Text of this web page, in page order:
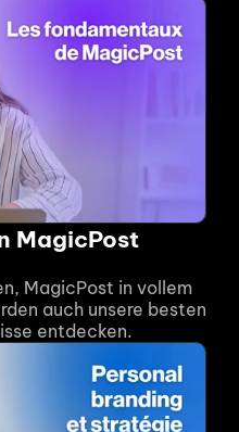
MagicPost
MagicPost in vollem
auch unsere besten
entdecken.